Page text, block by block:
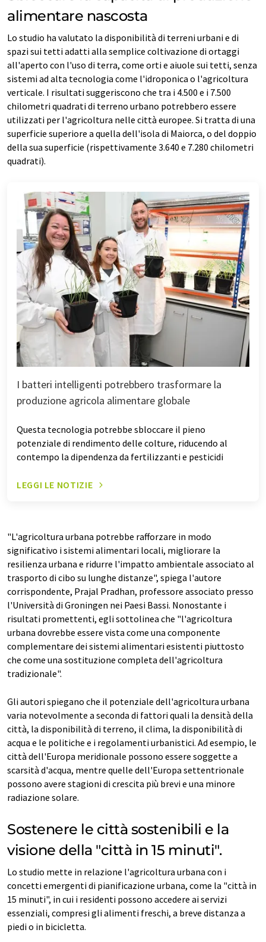
alimentare nascosta
Lo studio ha valutato la disponibilità di terreni urbani e di
spazi sui tetti adatti alla semplice coltivazione di ortaggi
all'aperto con l'uso di terra, come orti e aiuole sui tetti, senza
sistemi ad alta tecnologia come l'idroponica o l'agricoltura
verticale. I risultati suggeriscono che tra i 4.500 e i 7.500
chilometri quadrati di terreno urbano potrebbero essere
utilizzati per l'agricoltura nelle città europee. Si tratta di una
superficie superiore a quella dell'isola di Maiorca, o del doppio
della sua superficie (rispettivamente 3.640 e 7.280 chilometri
quadrati).
I batteri intelligenti potrebbero trasformare la
produzione agricola alimentare globale
Questa tecnologia potrebbe sbloccare il pieno
potenziale di rendimento delle colture, riducendo al
contempo la dipendenza da fertilizzanti e pesticidi
LEGGI LE NOTIZIE
"L'agricoltura urbana potrebbe rafforzare in modo
significativo i sistemi alimentari locali, migliorare la
resilienza urbana e ridurre l'impatto ambientale associato al
trasporto di cibo su lunghe distanze", spiega l'autore
corrispondente, Prajal Pradhan, professore associato presso
l'Università di Groningen nei Paesi Bassi. Nonostante i
risultati promettenti, egli sottolinea che "l'agricoltura
urbana dovrebbe essere vista come una componente
complementare dei sistemi alimentari esistenti piuttosto
che come una sostituzione completa dell'agricoltura
tradizionale".
Gli autori spiegano che il potenziale dell'agricoltura urbana
varia notevolmente a seconda di fattori quali la densità della
città, la disponibilità di terreno, il clima, la disponibilità di
acqua e le politiche e i regolamenti urbanistici. Ad esempio, le
città dell'Europa meridionale possono essere soggette a
scarsità d'acqua, mentre quelle dell'Europa settentrionale
possono avere stagioni di crescita più brevi e una minore
radiazione solare.
Sostenere le città sostenibili e la
visione della "città in 15 minuti".
Lo studio mette in relazione l'agricoltura urbana con i
concetti emergenti di pianificazione urbana, come la "città in
15 minuti", in cui i residenti possono accedere ai servizi
essenziali, compresi gli alimenti freschi, a breve distanza a
piedi o in bicicletta.